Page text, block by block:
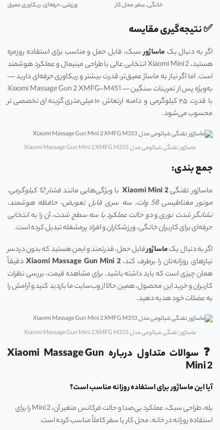
خانگی، سفر، محل کار
ورزشی، حرفه‌ای، ریکاوری عمیق
✅ نتیجه‌گیری مقایسه
اگر به دنبال یک ماساژورسبک، قابل حمل و مناسب برای استفاده روزمره
هستید، Xiaomi Mini 2 انتخابی عالی با طراحی مینیمال و عملکرد هوشمند
است. اما اگر نیاز به ماساژ عمیق‌تر، قدرت بیشتر و ریکاوری حرفه‌ای دارید —
به‌ویژه پس از تمرینات سنگین — Xiaomi Massage Gun 2 XMFG-M451
با قدرت ۲۵ کیلوگرمی و دامنه ارتعاش ۱۰ میلی‌متری گزینه‌ای تخصصی‌تر
محسوب می‌شود.
ماساژور تفنگی شیائومی مدل Xiaomi Massage Gun Mini 2 XMFG M353
جمع بندی:
ماساژور تفنگیXiaomi Mini 2 با ویژگی‌هایی مانند
فشار 12 کیلوگرمی،
موتور مغناطیسی 58 وات، سه سری قابل تعویض، حافظه هوشمند،
نشانگر شدت نوریودو حالت عملکرد با سه سطح شدت، آن را به انتخابی
حرفه‌ای برای کاربران خانگی، ورزشکاران و افراد پرمشغله تبدیل کرده‌ است.
اگر به دنبال یکماساژورقابل حمل، قدرتمند و ایمن هستید که بدون دردسر
نیازهای روزانه‌تان را برطرف کند،Xiaomi Massage Gun Mini 2 دقیقاً
همان چیزی است که باید داشته باشید. برای مشاهده قیمت، بررسی نظرات
کاربران و خرید این محصول، همین حالا از وب‌سایت ما بازدید کنید و آرامش را
به عضلات خود هدیه دهید.
ماساژور تفنگی شیائومی مدل Xiaomi Massage Gun Mini 2 XMFG M353
❓ سوالات متداول درباره Xiaomi Massage Gun
Mini 2
آیا این ماساژور برای استفاده روزانه مناسب است؟
بله، طراحی سبک، عملکرد بی‌صدا و حالت فرکانس متغیر آن، Mini 2 را برای
استفاده روزانه در خانه، محل کار یا سفر کاملاً مناسب کرده است.